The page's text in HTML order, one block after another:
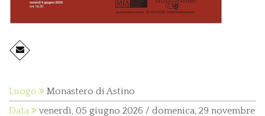
Luogo
Monastero di Astino
Data
venerdì, 05 giugno 2026 / domenica, 29 novembre